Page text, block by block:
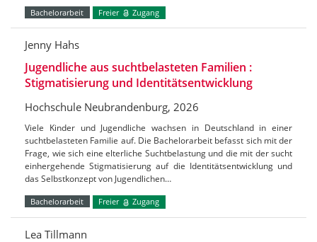
Bachelorarbeit Freier Zugang
Jenny Hahs
Jugendliche aus suchtbelasteten Familien :
Stigmatisierung und Identitätsentwicklung
Hochschule Neubrandenburg, 2026
Viele Kinder und Jugendliche wachsen in Deutschland in einer
suchtbelasteten Familie auf. Die Bachelorarbeit befasst sich mit der
Frage, wie sich eine elterliche Suchtbelastung und die mit der sucht
einhergehende Stigmatisierung auf die Identitätsentwicklung und
das Selbstkonzept von Jugendlichen…
Bachelorarbeit Freier Zugang
Lea Tillmann